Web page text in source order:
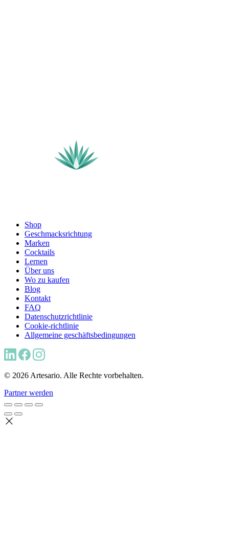
Shop
Geschmacksrichtung
Marken
Cocktails
Lernen
Über uns
Wo zu kaufen
Blog
Kontakt
FAQ
Datenschutzrichtlinie
Cookie-richtlinie
Allgemeine geschäftsbedingungen
© 2026 Artesario. Alle Rechte vorbehalten.
Partner werden